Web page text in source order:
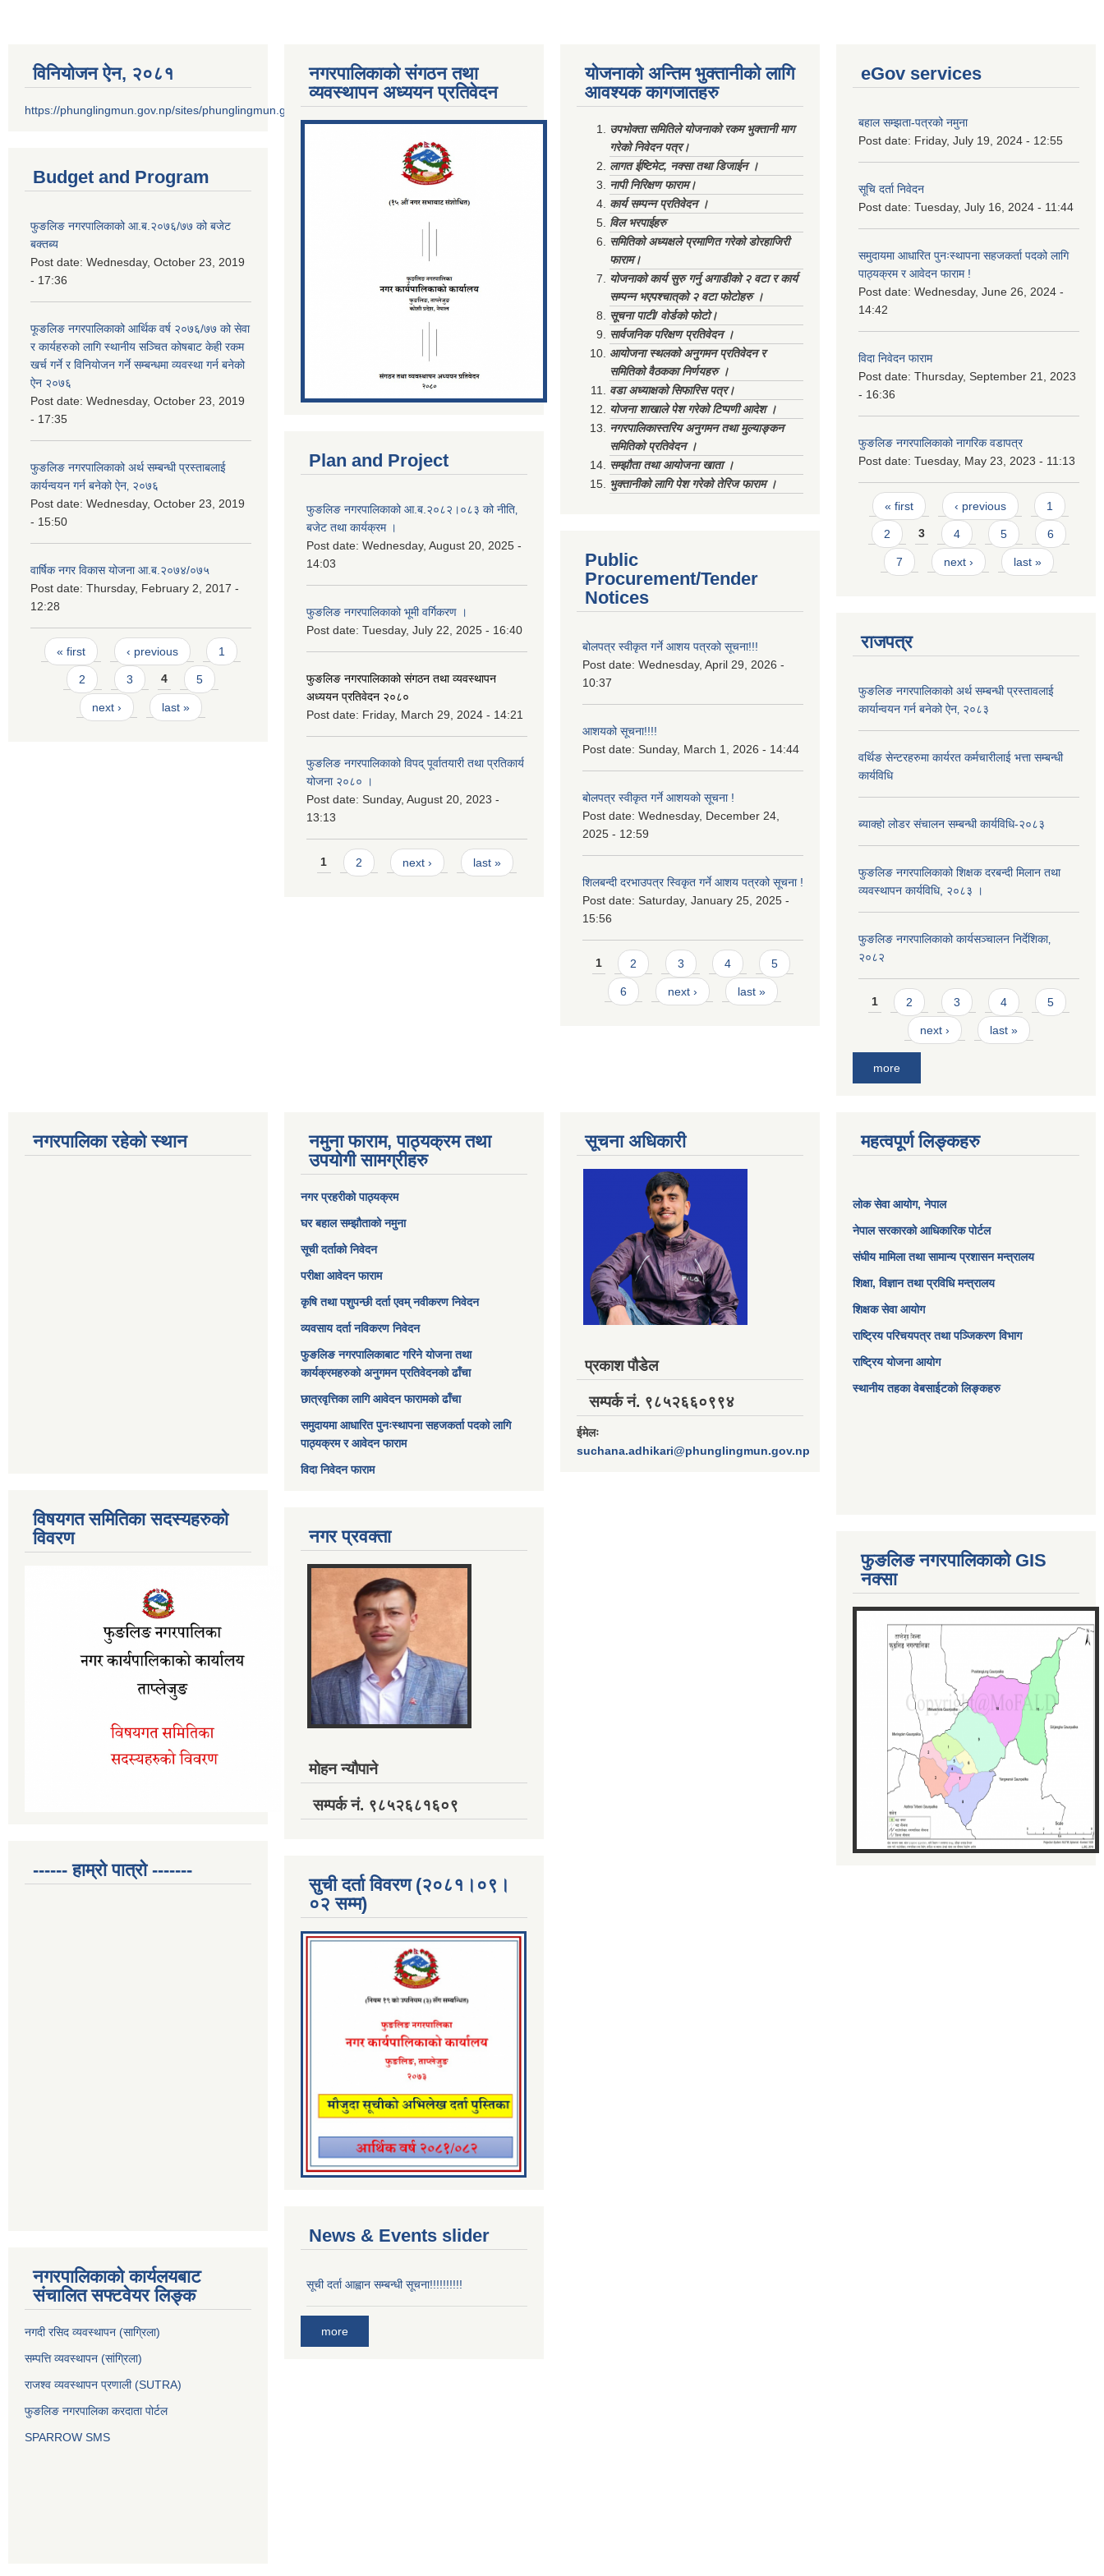
विनियोजन ऐन‚ २०८१
https://phunglingmun.gov.np/sites/phunglingmun.gov.np/files/documents/Al...
Budget and Program
फुङलिङ नगरपालिकाको आ.ब.२०७६/७७ को बजेट
बक्तब्य
Post date: Wednesday, October 23, 2019
- 17:36
फूङलिङ नगरपालिकाको आर्थिक वर्ष २०७६/७७ को सेवा
र कार्यहरुको लागि स्थानीय सञ्चित कोषबाट केही रकम
खर्च गर्ने र विनियोजन गर्ने सम्बन्धमा व्यवस्था गर्न बनेको
ऐन २०७६
Post date: Wednesday, October 23, 2019
- 17:35
फुङलिङ नगरपालिकाको अर्थ सम्बन्धी प्रस्ताबलाई
कार्यन्वयन गर्न बनेको ऐन‚ २०७६
Post date: Wednesday, October 23, 2019
- 15:50
वार्षिक नगर विकास योजना आ.ब.२०७४/०७५
Post date: Thursday, February 2, 2017 -
12:28
Pages
« first ‹ previous 1
2 3 4 5
next › last »
नगरपालिकाको संगठन तथा
व्यवस्थापन अध्ययन प्रतिवेदन
Plan and Project
फुङलिङ नगरपालिकाको आ.ब.२०८२।०८३ को नीति‚
बजेट तथा कार्यक्रम ।
Post date: Wednesday, August 20, 2025 -
14:03
फुङलिङ नगरपालिकाको भूमी वर्गिकरण ।
Post date: Tuesday, July 22, 2025 - 16:40
फुङलिङ नगरपालिकाको संगठन तथा व्यवस्थापन
अध्ययन प्रतिवेदन २०८०
Post date: Friday, March 29, 2024 - 14:21
फुङलिङ नगरपालिकाको विपद् पूर्वातयारी तथा प्रतिकार्य
योजना २०८० ।
Post date: Sunday, August 20, 2023 -
13:13
Pages
1 2 next › last »
योजनाको अन्तिम भुक्तानीको लागि
आवश्यक कागजातहरु
उपभोक्ता समितिले योजनाको रकम भुक्तानी माग
गरेको निवेदन पत्र।
लागत ईष्टिमेट, नक्सा तथा डिजाईन ।
नापी निरिक्षण फाराम।
कार्य सम्पन्न प्रतिवेदन ।
विल भरपाईहरु
समितिको अध्यक्षले प्रमाणित गरेको डोरहाजिरी
फाराम।
योजनाको कार्य सुरु गर्नु अगाडीको २ वटा र कार्य
सम्पन्न भएपश्चात्‌को २ वटा फोटोहरु ।
सूचना पाटी/ वोर्डको फोटो।
सार्वजनिक परिक्षण प्रतिवेदन ।
आयोजना स्थलको अनुगमन प्रतिवेदन र
समितिको वैठकका निर्णयहरु ।
वडा अध्याक्षको सिफारिस पत्र।
योजना शाखाले पेश गरेको टिप्पणी आदेश ।
नगरपालिकास्तरिय अनुगमन तथा मुल्याङ्कन
समितिको प्रतिवेदन ।
सम्झौता तथा आयोजना खाता ।
भुक्तानीको लागि पेश गरेको तेरिज फाराम ।
Public
Procurement/Tender
Notices
बोलपत्र स्वीकृत गर्ने आशय पत्रको सूचना!!!
Post date: Wednesday, April 29, 2026 -
10:37
आशयको सूचना!!!!
Post date: Sunday, March 1, 2026 - 14:44
बोलपत्र स्वीकृत गर्ने आशयको सूचना !
Post date: Wednesday, December 24,
2025 - 12:59
शिलबन्दी दरभाउपत्र स्विकृत गर्ने आशय पत्रको सूचना !
Post date: Saturday, January 25, 2025 -
15:56
Pages
1 2 3 4 5
6 next › last »
eGov services
बहाल सम्झता-पत्रको नमुना
Post date: Friday, July 19, 2024 - 12:55
सूचि दर्ता निवेदन
Post date: Tuesday, July 16, 2024 - 11:44
समुदायमा आधारित पुनःस्थापना सहजकर्ता पदको लागि
पाठ्यक्रम र आवेदन फाराम !
Post date: Wednesday, June 26, 2024 -
14:42
विदा निवेदन फाराम
Post date: Thursday, September 21, 2023
- 16:36
फुङलिङ नगरपालिकाको नागरिक वडापत्र
Post date: Tuesday, May 23, 2023 - 11:13
Pages
« first ‹ previous 1
2 3 4 5 6
7 next › last »
राजपत्र
फुङलिङ नगरपालिकाको अर्थ सम्बन्धी प्रस्तावलाई
कार्यान्वयन गर्न बनेको ऐन‚ २०८३
वर्थिङ सेन्टरहरुमा कार्यरत कर्मचारीलाई भत्ता सम्बन्धी
कार्यविधि
ब्याक्हो लोडर संचालन सम्बन्धी कार्यविधि-२०८३
फुङलिङ नगरपालिकाको शिक्षक दरबन्दी मिलान तथा
व्यवस्थापन कार्यविधि, २०८३ ।
फुङलिङ नगरपालिकाको कार्यसञ्चालन निर्देशिका‚
२०८२
Pages
1 2 3 4 5
next › last »
more
नगरपालिका रहेको स्थान
विषयगत समितिका सदस्यहरुको
विवरण
------ हाम्रो पात्रो -------
नगरपालिकाको कार्यलयबाट
संचालित सफ्टवेयर लिङ्क
नगदी रसिद व्यवस्थापन (साग्रिला)
सम्पत्ति व्यवस्थापन (सांग्रिला)
राजश्व व्यवस्थापन प्रणाली (SUTRA)
फुङलिङ नगरपालिका करदाता पोर्टल
SPARROW SMS
नमुना फाराम, पाठ्यक्रम तथा
उपयोगी सामग्रीहरु
नगर प्रहरीको पाठ्यक्रम
घर बहाल सम्झौताको नमुना
सूची दर्ताको निवेदन
परीक्षा आवेदन फाराम
कृषि तथा पशुपन्छी दर्ता एवम् नवीकरण निवेदन
व्यवसाय दर्ता नविकरण निवेदन
फुङलिङ नगरपालिकाबाट गरिने योजना तथा
कार्यक्रमहरुको अनुगमन प्रतिवेदनको ढाँचा
छात्रवृत्तिका लागि आवेदन फारामको ढाँचा
समुदायमा आधारित पुनःस्थापना सहजकर्ता पदको लागि
पाठ्यक्रम र आवेदन फाराम
विदा निवेदन फाराम
नगर प्रवक्ता
मोहन न्यौपाने
सम्पर्क नं. ९८५२६८१६०९
सुची दर्ता विवरण (२०८१।०९।
०२ सम्म)
News & Events slider
सूची दर्ता आह्वान सम्बन्धी सूचना!!!!!!!!!!
more
सूचना अधिकारी
प्रकाश पौडेल
सम्पर्क नं. ९८५२६६०९९४
ईमेलः
suchana.adhikari@phunglingmun.gov.np
महत्वपूर्ण लिङ्कहरु
लोक सेवा आयोग, नेपाल
नेपाल सरकारको आधिकारिक पोर्टल
संघीय मामिला तथा सामान्य प्रशासन मन्त्रालय
शिक्षा, विज्ञान तथा प्रविधि मन्त्रालय
शिक्षक सेवा आयोग
राष्ट्रिय परिचयपत्र तथा पञ्जिकरण विभाग
राष्ट्रिय योजना आयोग
स्थानीय तहका वेबसाईटको लिङ्कहरु
फुङलिङ नगरपालिकाको GIS
नक्सा